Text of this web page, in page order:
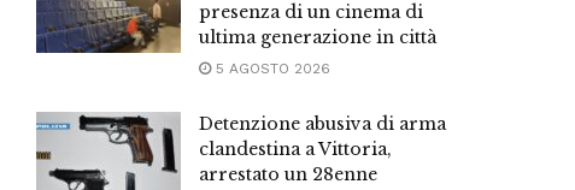
presenza di un cinema di
ultima generazione in città
5 AGOSTO 2026
Detenzione abusiva di arma
clandestina a Vittoria,
arrestato un 28enne